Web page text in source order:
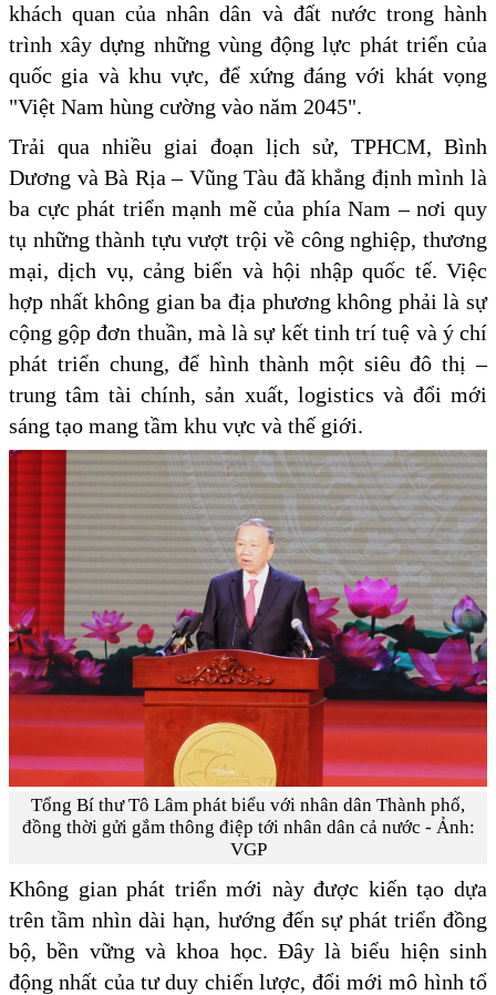
khách quan của nhân dân và đất nước trong hành
trình xây dựng những vùng động lực phát triển của
quốc gia và khu vực, để xứng đáng với khát vọng
"Việt Nam hùng cường vào năm 2045".
Trải qua nhiều giai đoạn lịch sử, TPHCM, Bình
Dương và Bà Rịa – Vũng Tàu đã khẳng định mình là
ba cực phát triển mạnh mẽ của phía Nam – nơi quy
tụ những thành tựu vượt trội về công nghiệp, thương
mại, dịch vụ, cảng biển và hội nhập quốc tế. Việc
hợp nhất không gian ba địa phương không phải là sự
cộng gộp đơn thuần, mà là sự kết tinh trí tuệ và ý chí
phát triển chung, để hình thành một siêu đô thị –
trung tâm tài chính, sản xuất, logistics và đổi mới
sáng tạo mang tầm khu vực và thế giới.
Tổng Bí thư Tô Lâm phát biểu với nhân dân Thành phố,
đồng thời gửi gắm thông điệp tới nhân dân cả nước - Ảnh:
VGP
Không gian phát triển mới này được kiến tạo dựa
trên tầm nhìn dài hạn, hướng đến sự phát triển đồng
bộ, bền vững và khoa học. Đây là biểu hiện sinh
động nhất của tư duy chiến lược, đổi mới mô hình tổ